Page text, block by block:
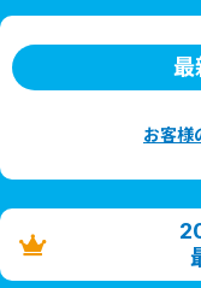
最
お客様